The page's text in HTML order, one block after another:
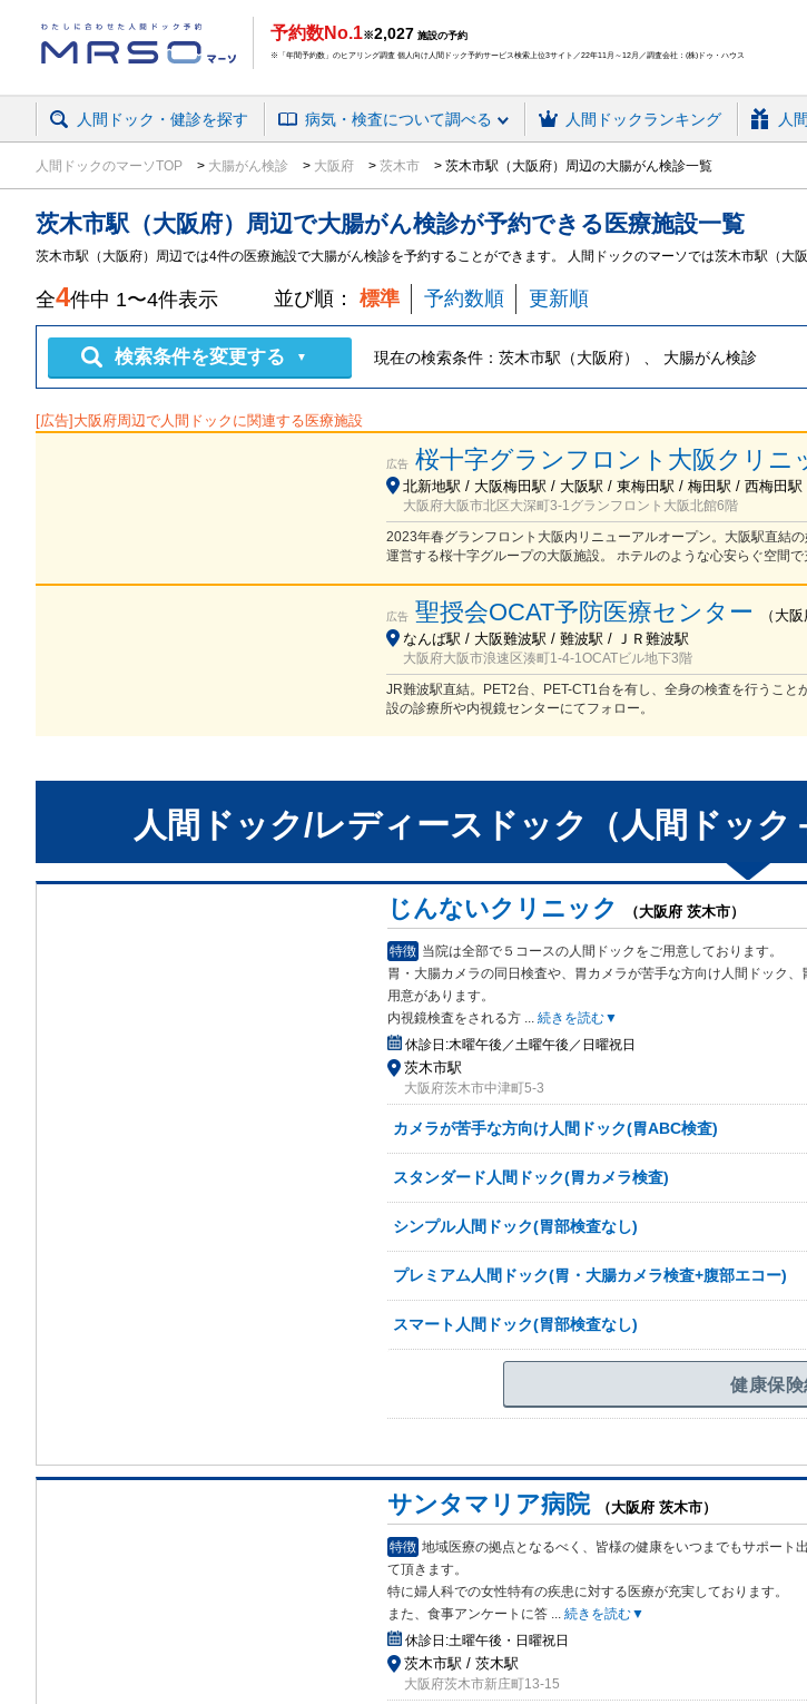
予約数No.1※2,027 施設の予約
※「年間予約数」のヒアリング調査 個人向け人間ドック予約サービス検索上位3サイト／22年11月～12月／調査会社：(株)ドゥ・ハウス
人間ドック・健診を探す 病気・検査について調べる 人間ドックランキング 人
人間ドックのマーソTOP 大腸がん検診 大阪府 茨木市 茨木市駅（大阪府）周辺の大腸がん検診一覧
茨木市駅（大阪府）周辺で大腸がん検診が予約できる 医療施設一覧
茨木市駅（大阪府）周辺では4件の医療施設で大腸がん検診を予約することができます。 人間ドックのマーソでは茨木市駅（大
全4件中 1〜4件表示 並び順： 標準 予約数順 更新順
検索条件を変更する ▼ 現在の検索条件： 茨木市駅（大阪府） 、 大腸がん検診
[広告] 大阪府周辺で人間ドックに関連する医療施設
広告 桜十字グランフロント大阪クリニ
北新地駅 / 大阪梅田駅 / 大阪駅 / 東梅田駅 / 梅田駅 / 西梅田駅
大阪府大阪市北区大深町3-1グランフロント大阪北館6階
2023年春グランフロント大阪内リニューアルオープン。大阪駅直結
運営する桜十字グループの大阪施設。 ホテルのような心安らぐ空間で
広告 聖授会OCAT予防医療センター （ 大阪
なんば駅 / 大阪難波駅 / 難波駅 / ＪＲ難波駅
大阪府大阪市浪速区湊町1-4-1OCATビル地下3階
JR難波駅直結。PET2台、PET-CT1台を有し、全身の検査を行うこ
設の診療所や内視鏡センターにてフォロー。
人間ドック/レディースドック（人間ドック
じんないクリニック （大阪府 茨木市）
特徴 当院は全部で５コースの人間ドックをご用意しております。
胃・大腸カメラの同日検査や、胃カメラが苦手な方向け人間ドック、
用意があります。
内視鏡検査をされる方 ... 続きを読む▼
休診日:木曜午後／土曜午後／日曜祝日
茨木市駅
大阪府茨木市中津町5-3
カメラが苦手な方向け人間ドック(胃ABC検査)
スタンダード人間ドック(胃カメラ検査)
シンプル人間ドック(胃部検査なし)
プレミアム人間ドック(胃・大腸カメラ検査+腹部エコー)
スマート人間ドック(胃部検査なし)
健康保
サンタマリア病院 （大阪府 茨木市）
特徴 地域医療の拠点となるべく、皆様の健康をいつまでもサポート
て頂きます。
特に婦人科での女性特有の疾患に対する医療が充実しております。
また、食事アンケートに答 ... 続きを読む▼
休診日:土曜午後・日曜祝日
茨木市駅 / 茨木駅
大阪府茨木市新庄町13-15